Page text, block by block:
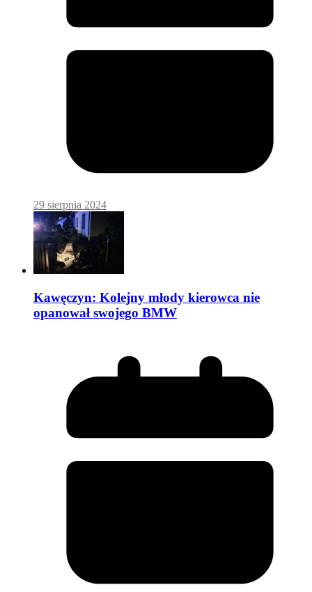
29 sierpnia 2024
Kawęczyn: Kolejny młody kierowca nie
opanował swojego BMW